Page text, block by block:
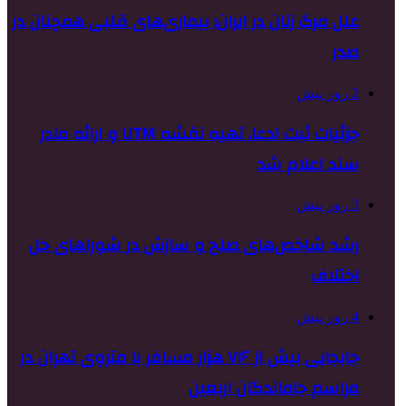
علل مرگ زنان در ایران؛ بیماری‌های قلبی همچنان در
صدر
2 روز پیش
جزئیات ثبت ادعا، تهیه نقشه UTM و ارائه مادر
سند اعلام شد
3 روز پیش
رشد شاخص‌های صلح و سازش در شوراهای حل
اختلاف
4 روز پیش
جابجایی بیش از ۷۱۶ هزار مسافر با متروی تهران در
مراسم جاماندگان اربعین